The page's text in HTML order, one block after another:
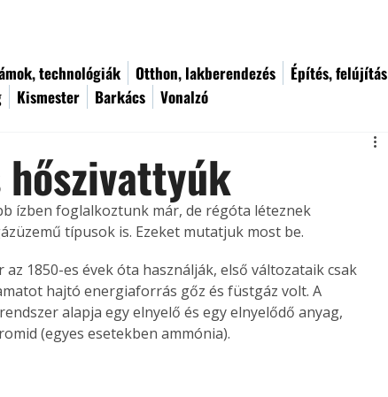
technológiák Otthon, lakberendezés Építés, felújítás
Kismester Barkács Vonalzó
hőszivattyúk
ízben foglalkoztunk már, de régóta léteznek
típusok is. Ezeket mutatjuk most be.
1850-es évek óta használják, első változataik csak
hajtó energiaforrás gőz és füstgáz volt. A
alapja egy elnyelő és egy elnyelődő anyag,
(egyes esetekben ammónia).